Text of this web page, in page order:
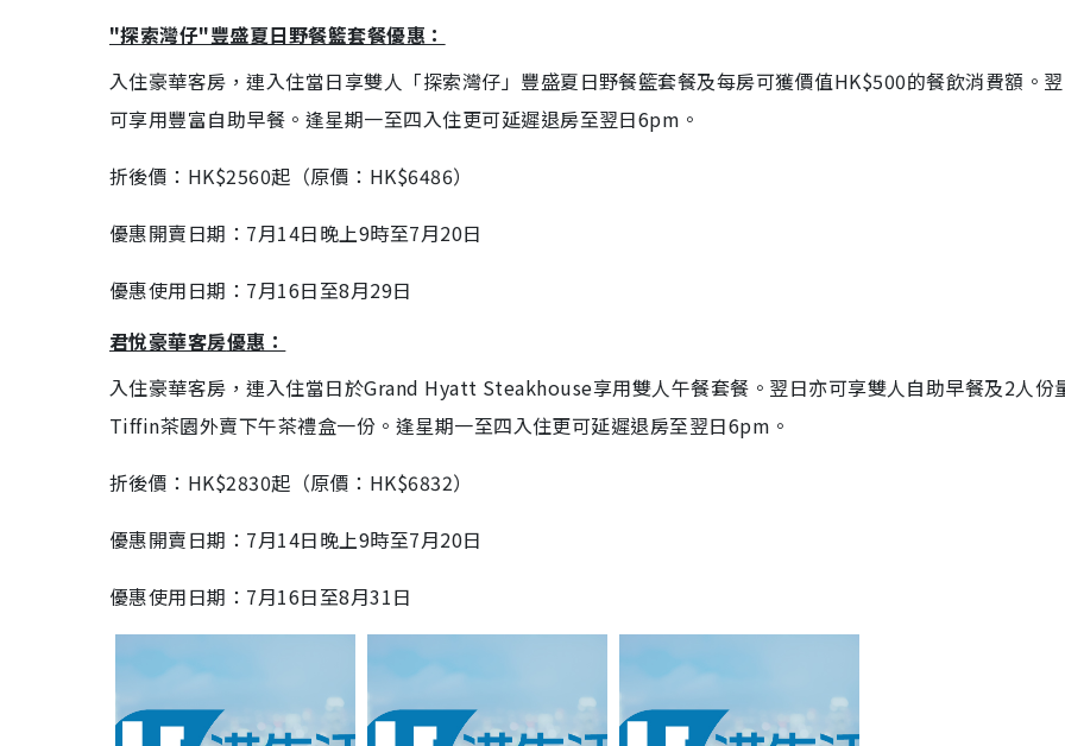
"探索灣仔"豐盛夏日野餐籃套餐優惠：
入住豪華客房，連入住當日享雙人「探索灣仔」豐盛夏日野餐籃套餐及每房可獲價值HK$500的餐飲消費額。
可享用豐富自助早餐。逢星期一至四入住更可延遲退房至翌日6pm。
折後價：HK$2560起（原價：HK$6486）
優惠開賣日期：7月14日晚上9時至7月20日
優惠使用日期：7月16日至8月29日
君悅豪華客房優惠：
入住豪華客房，連入住當日於Grand Hyatt Steakhouse享用雙人午餐套餐。翌日亦可享雙人自助早餐及2人份
Tiffin茶園外賣下午茶禮盒一份。逢星期一至四入住更可延遲退房至翌日6pm。
折後價：HK$2830起（原價：HK$6832）
優惠開賣日期：7月14日晚上9時至7月20日
優惠使用日期：7月16日至8月31日